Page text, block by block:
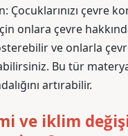
Çocuklarınızı çevre
onlara çevre
ve onlarla
Bu tür
artırabilir.
ve iklim